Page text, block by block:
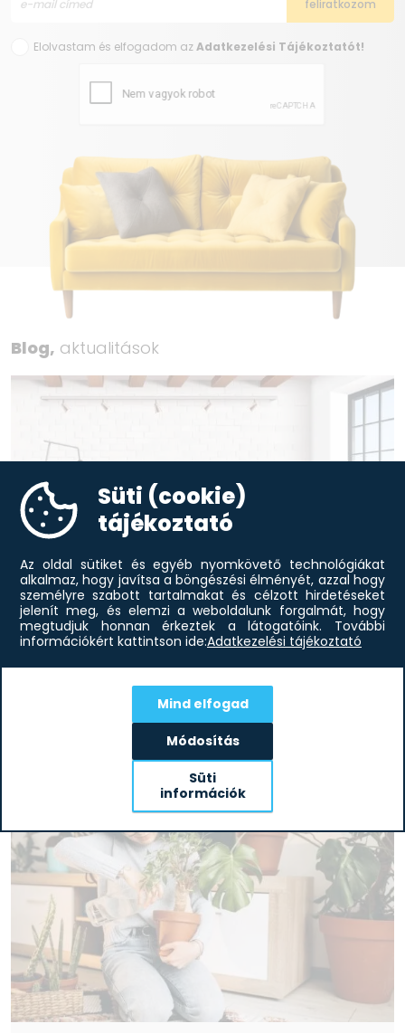
Elolvastam és elfogadom azAdatkezelési Tájékoztatót!
Blog, aktualitások
Modern lakberendezés otthonába
A modern lakberendezési stílust a szakértők előszeretettel
Süti (cookie)
tájékoztató
Az oldal sütiket és egyéb nyomkövető technológiákat
alkalmaz, hogy javítsa a böngészési élményét, azzal hogy
személyre szabott tartalmakat és célzott hirdetéseket
jelenít meg, és elemzi a weboldalunk forgalmát, hogy
megtudjuk honnan érkeztek a látogatóink.
További
információkért kattintson ide:Adatkezelési tájékoztató
Mind elfogad
Módosítás
Süti
információk